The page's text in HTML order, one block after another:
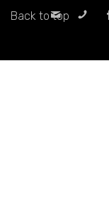
Back to top